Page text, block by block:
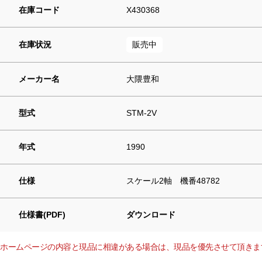
在庫コード X430368
在庫状況 販売中
メーカー名 大隈豊和
型式 STM-2V
年式 1990
仕様 スケール2軸 機番48782
仕様書(PDF) ダウンロード
ホームページの内容と現品に相違がある場合は、現品を優先させて頂き